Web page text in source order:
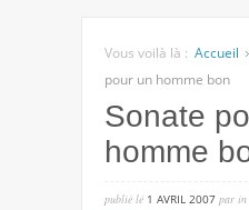
Vous voilà là : Accueil
pour un homme bon
Sonate
homme
publié lé 1 AVRIL 2007 par in